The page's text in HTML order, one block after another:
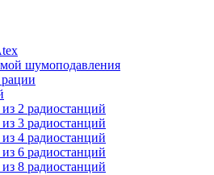
шумоподавления
2 радиостанций
3 радиостанций
4 радиостанций
6 радиостанций
8 радиостанций